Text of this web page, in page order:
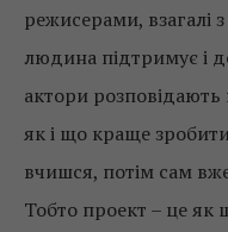
режисерами, взагалі
людина підтримує і
актори
як і що краще
вчишся, потім сам
Тобто проект – це як